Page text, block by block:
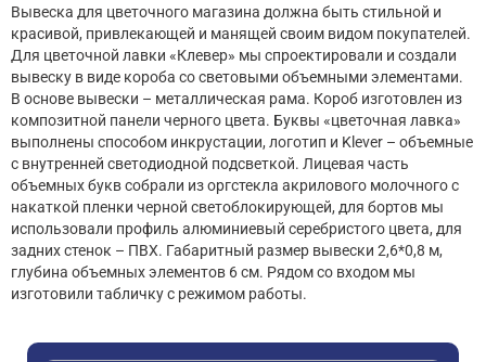
Вывеска для цветочного магазина должна быть стильной и
красивой, привлекающей и манящей своим видом покупателей.
Для цветочной лавки «Клевер» мы спроектировали и создали
вывеску в виде короба со световыми объемными элементами.
В основе вывески – металлическая рама. Короб изготовлен из
композитной панели черного цвета. Буквы «цветочная лавка»
выполнены способом инкрустации, логотип и Klever – объемные
с внутренней светодиодной подсветкой. Лицевая часть
объемных букв собрали из оргстекла акрилового молочного с
накаткой пленки черной светоблокирующей, для бортов мы
использовали профиль алюминиевый серебристого цвета, для
задних стенок – ПВХ. Габаритный размер вывески 2,6*0,8 м,
глубина объемных элементов 6 см. Рядом со входом мы
изготовили табличку с режимом работы.